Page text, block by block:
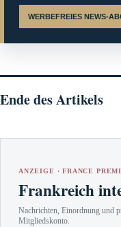
WERBEFREIES NEWS-
Ende des Artikels
ANZEIGE · FRANCE
Frankreich
Nachrichten, Einordnung und
Mitgliedskonto.